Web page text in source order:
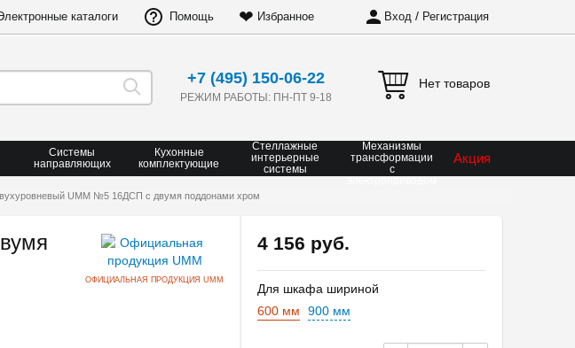
каталоги Помощь ❤ Избранное Вход / Регистрация
+7 (495) 150-06-22
РЕЖИМ РАБОТЫ: ПН-ПТ 9-18
Нет товаров
Системы
направляющих
Кухонные
комплектующие
Стеллажные
интерьерные
системы
Механизмы
трансформации
с
Акция
UMM №5 16ДСП с двумя поддонами хром
ОФИЦИАЛЬНАЯ ПРОДУКЦИЯ UMM
4 156 руб.
Для шкафа шириной
600 мм
900 мм